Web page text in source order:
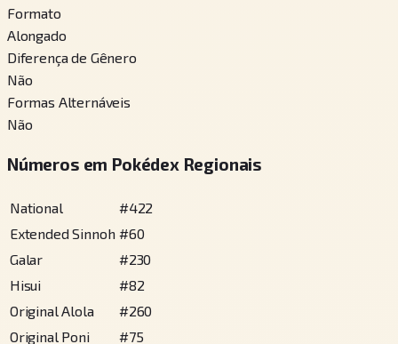
Formato
Alongado
Diferença de Gênero
Não
Formas Alternáveis
Não
Números em Pokédex Regionais
National #422
Extended Sinnoh #60
Galar
#230
Hisui
#82
Original Alola
#260
Original Poni
#75